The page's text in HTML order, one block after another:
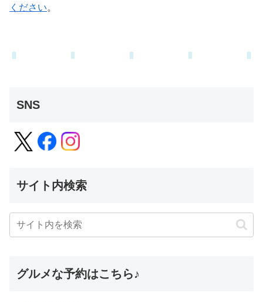
ください。
SNS
サイト内検索
グルメな予約はこちら♪